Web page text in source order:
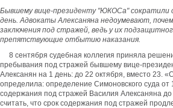
Бывшему вице-президенту "ЮКОСа" сократили
день. Адвокаты Алексаняна недоумевают,
заключения под стражей, ведь у их
препятствующие отбытию наказания.
8 сентября судебная коллегия приняла
пребывания под стражей бывшему вице-
Алексанян на 1 день: до 22 октября, вместо 23.
определила: определение Симоновского суда
содержания под стражей Василия Алексаняна до
считать, что срок содержания под стражей